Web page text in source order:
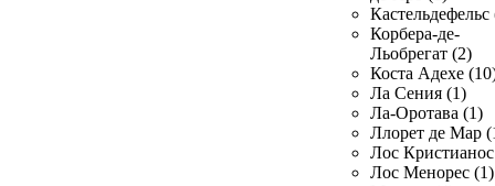
Кастельдефельс
Корбера-де-
Льобрегат (2)
Коста Адехе
Ла Сения (1)
Ла-Оротава (1)
Ллорет де Мар
Лос
Лос Менорес (1)